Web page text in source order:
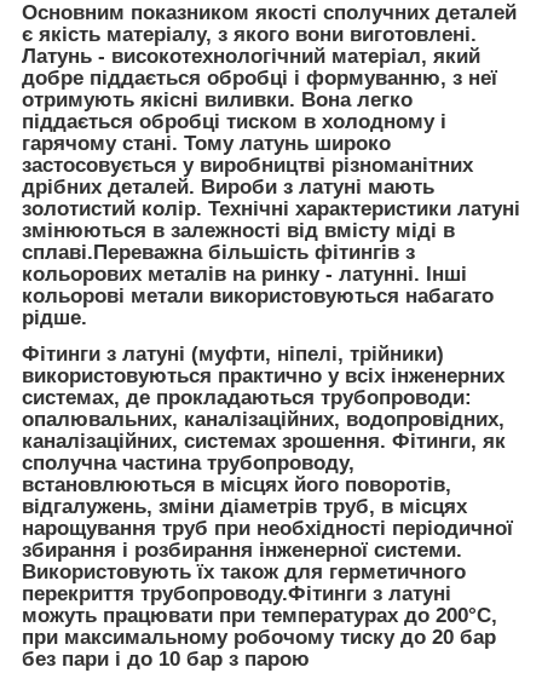
Основним показником якості сполучних деталей
є якість матеріалу, з якого вони виготовлені.
Латунь - високотехнологічний матеріал, який
добре піддається обробці і формуванню, з неї
отримують якісні виливки. Вона легко
піддається обробці тиском в холодному і
гарячому стані. Тому латунь широко
застосовується у виробництві різноманітних
дрібних деталей. Вироби з латуні мають
золотистий колір. Технічні характеристики латуні
змінюються в залежності від вмісту міді в
сплаві.Переважна більшість фітингів з
кольорових металів на ринку - латунні. Інші
кольорові метали використовуються набагато
рідше.
Фітинги з латуні (муфти, ніпелі, трійники)
використовуються практично у всіх інженерних
системах, де прокладаються трубопроводи:
опалювальних, каналізаційних, водопровідних,
каналізаційних, системах зрошення. Фітинги, як
сполучна частина трубопроводу,
встановлюються в місцях його поворотів,
відгалужень, зміни діаметрів труб, в місцях
нарощування труб при необхідності періодичної
збирання і розбирання інженерної системи.
Використовують їх також для герметичного
перекриття трубопроводу.Фітинги з латуні
можуть працювати при температурах до 200°С,
при максимальному робочому тиску до 20 бар
без пари і до 10 бар з парою